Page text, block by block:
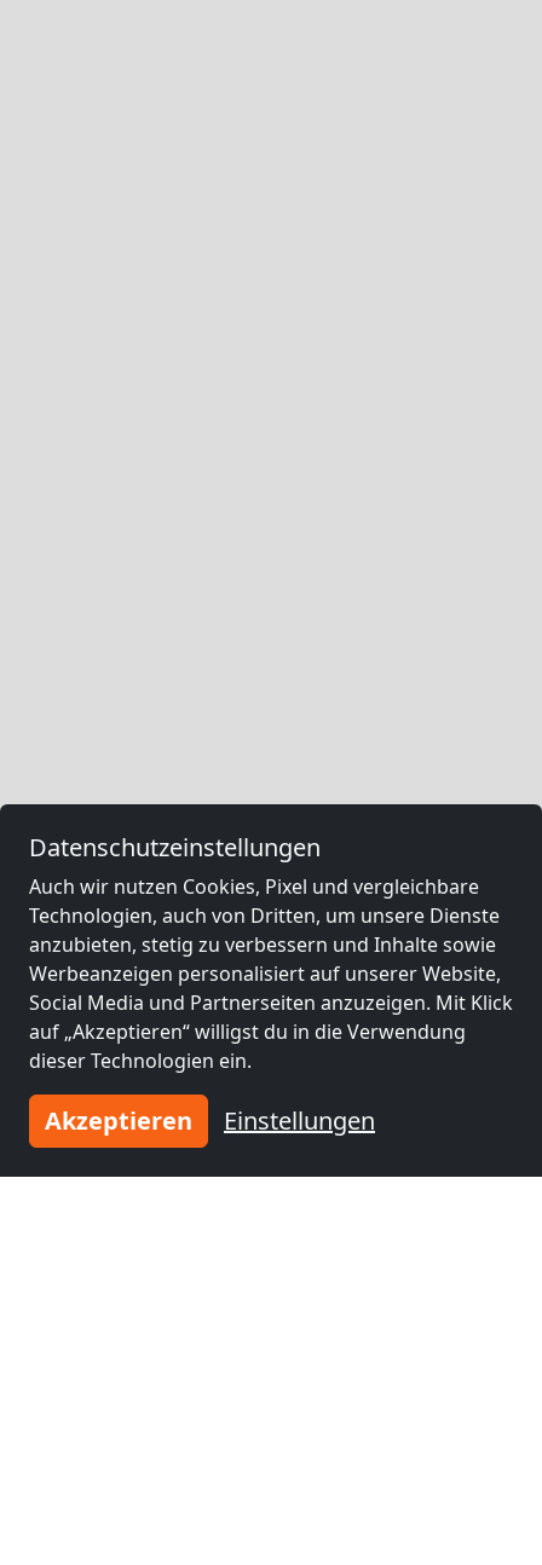
Datenschutzeinstellungen
Auch wir nutzen Cookies, Pixel und vergleichbare
Technologien, auch von Dritten, um unsere Dienste
anzubieten, stetig zu verbessern und Inhalte sowie
Werbeanzeigen personalisiert auf unserer Website,
Social Media und Partnerseiten anzuzeigen. Mit Klick
auf „Akzeptieren“ willigst du in die Verwendung
dieser Technologien ein.
Akzeptieren Einstellungen